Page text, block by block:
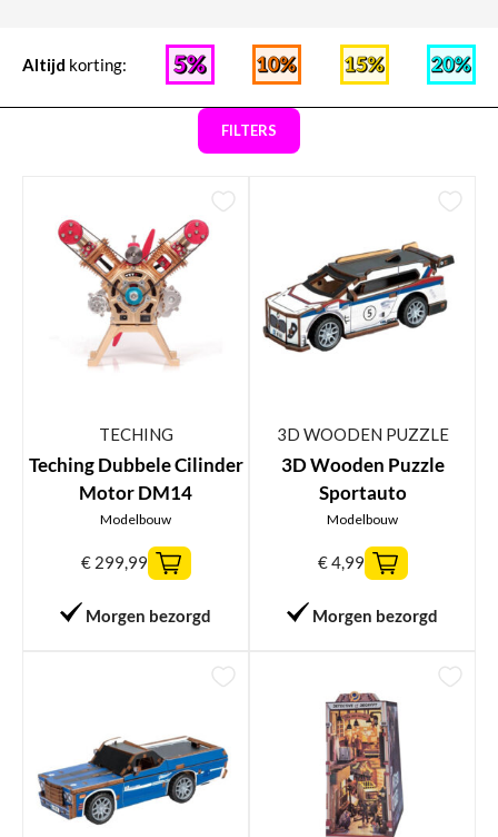
Altijd korting:
FILTERS
TECHING
Teching Dubbele Cilinder
Motor DM14
Modelbouw
€299,99
Morgen bezorgd
3D WOODEN PUZZLE
3D Wooden Puzzle
Sportauto
Modelbouw
€4,99
Morgen bezorgd